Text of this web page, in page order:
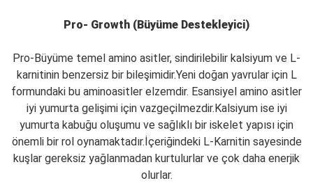
Pro- Growth (Büyüme Destekleyici)
Pro-Büyüme temel amino asitler, sindirilebilir kalsiyum ve L-
karnitinin benzersiz bir bileşimidir.Yeni doğan yavrular için L
formundaki bu aminoasitler elzemdir. Esansiyel amino asitler
iyi yumurta gelişimi için vazgeçilmezdir.Kalsiyum ise iyi
yumurta kabuğu oluşumu ve sağlıklı bir iskelet yapısı için
önemli bir rol oynamaktadır.İçeriğindeki L-Karnitin sayesinde
kuşlar gereksiz yağlanmadan kurtulurlar ve çok daha enerjik
olurlar.